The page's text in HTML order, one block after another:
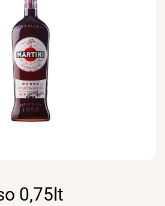
0,75lt